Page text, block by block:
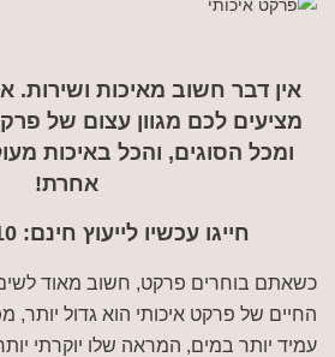
אין דבר חשוב מאיכות ושירות.
מציעים לכם מגוון עצום של
ומכל הסוגים, והכל באיכות
אחרת!
חייגו עכשיו לייעוץ חינם:
כשאתם בוחרים פרקט, חשוב מאוד לשים
החיים של פרקט איכותי הוא גדול יותר,
עמיד יותר במים, המראה שלו יוקרתי